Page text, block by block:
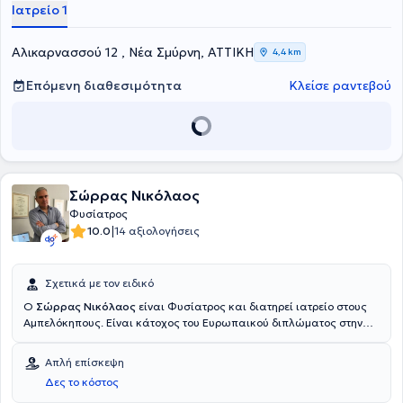
συνδυάζοντας την ιατρική φροντίδα με οδηγίες θεραπευτικής
Ιατρείο 1
Αλικαρνασσού 12 , Νέα Σμύρνη, ΑΤΤΙΚΗ 4,4 km
Επόμενη διαθεσιμότητα Κλείσε ραντεβού
Σώρρας Νικόλαος
Φυσίατρος
10.0|14 αξιολογήσεις
Σχετικά με τον ειδικό
Ο Σώρρας Νικόλαος είναι Φυσίατρος και διατηρεί ιατρείο στους
Αμπελόκηπους. Είναι κάτοχος του Ευρωπαικού διπλώματος στην
Medicine Knowledge and Pain Medicine Management from
European Federation of Pain - EFIC) για την διάγνωση και
αντιμετώπιση περιστατικών οξέος και χρονίου πόνου. Διαθέτει
Απλή επίσκεψη
Δες το κόστος